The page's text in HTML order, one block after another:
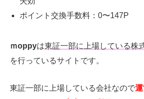
ポイント交換手数料： 0〜147P
ｍoppyは東証一部に上場している株
を行っているサイトです。
東証一部に上場している会社なので